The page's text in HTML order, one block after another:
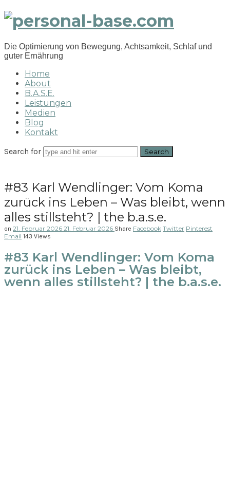
personal-
base.com
Die Optimierung von Bewegung, Achtsamkeit, Schlaf und
guter Ernährung
Home
About
B.A.S.E.
Leistungen
Medien
Blog
Kontakt
Search for
#83 Karl Wendlinger: Vom Koma
zurück ins Leben – Was bleibt, wenn
alles stillsteht? | the b.a.s.e.
on 21. Februar 2026 21. Februar 2026 Share Facebook Twitter Pinterest
Email 143 Views
#83 Karl Wendlinger: Vom Koma
zurück ins Leben – Was bleibt,
wenn alles stillsteht? | the b.a.s.e.